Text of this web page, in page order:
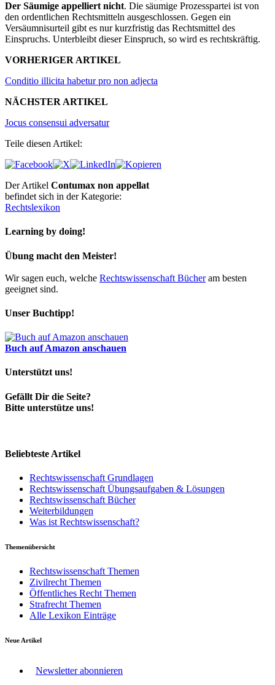
Der Säumige appelliert nicht. Die säumige Prozesspartei ist von
den ordentlichen Rechtsmitteln ausgeschlossen. Gegen ein
Versäumnisurteil gibt es nur kurzfristig das Rechtsmittel des
Einspruchs. Unterbleibt dieser Einspruch, so wird es rechtskräftig.
VORHERIGER ARTIKEL
Conditio illicita habetur pro non adjecta
NÄCHSTER ARTIKEL
Jocus consensui adversatur
Teile diesen Artikel:
Der Artikel Contumax non appellat
befindet sich in der Kategorie:
Rechtslexikon
Learning by doing!
Übung macht den Meister!
Wir sagen euch, welche Rechtswissenschaft Bücheram besten
geeignet sind.
Unser Buchtipp!
Buch auf Amazon anschauen
Unterstützt uns!
Gefällt Dir die Seite?
Bitte unterstütze uns!
Beliebteste Artikel
Rechtswissenschaft Grundlagen
Rechtswissenschaft Übungsaufgaben & Lösungen
Rechtswissenschaft Bücher
Weiterbildungen
Was ist Rechtswissenschaft?
Themenübersicht
Rechtswissenschaft Themen
Zivilrecht Themen
Öffentliches Recht Themen
Strafrecht Themen
Alle Lexikon Einträge
Neue Artikel
Newsletter abonnieren